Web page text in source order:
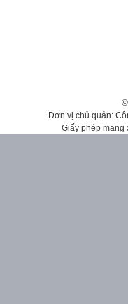
Đơn vị chủ quản:
Giấy phép mạng